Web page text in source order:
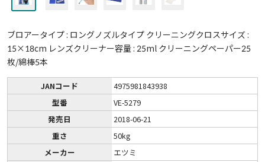
ブロアータイプ : ロングノズルタイプ クリーニングクロスサイズ :
15×18cm レンズクリーナー容量 : 25ml クリーニングペーパー25
枚/綿棒5本
JANコード
4975981843938
型番
VE-5279
発売日
2018-06-21
重さ
50kg
メーカー
エツミ